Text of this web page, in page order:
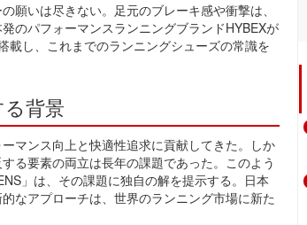
願いは尽きない。足元のブレーキ感や衝撃は、
のパフォーマンスランニングブランドHYBEXが
し、これまでのランニングシューズの常識を
背景
マンス向上と快適性追求に貢献してきた。しか
る要素の両立は長年の課題であった。このよう
」は、その課題に独自の解を提示する。日本
なアプローチは、世界のランニング市場に新た